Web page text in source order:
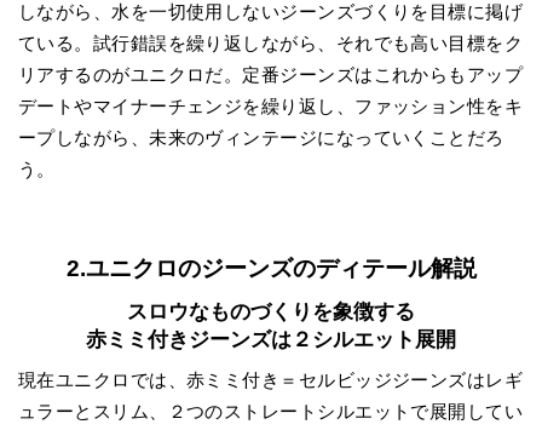
しながら、水を一切使用しないジーンズづくりを目標に掲げ
ている。試行錯誤を繰り返しながら、それでも高い目標をク
リアするのがユニクロだ。定番ジーンズはこれからもアップ
デートやマイナーチェンジを繰り返し、ファッション性をキ
ープしながら、未来のヴィンテージになっていくことだろ
う。
2.ユニクロのジーンズのディテール解説
スロウなものづくりを象徴する
赤ミミ付きジーンズは２シルエット展開
現在ユニクロでは、赤ミミ付き＝セルビッジジーンズはレギ
ュラーとスリム、２つのストレートシルエットで展開してい